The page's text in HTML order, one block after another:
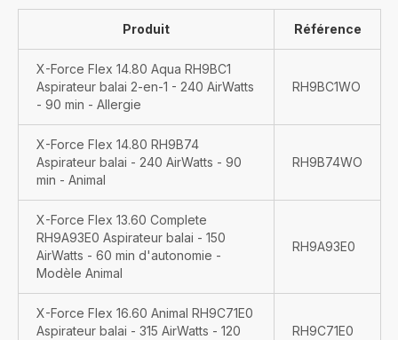
Produit Référence
X-Force Flex 14.80 Aqua RH9BC1
Aspirateur balai 2-en-1 - 240 AirWatts
- 90 min - Allergie
RH9BC1WO
X-Force Flex 14.80 RH9B74
Aspirateur balai - 240 AirWatts - 90
min - Animal
RH9B74WO
X-Force Flex 13.60 Complete
RH9A93E0 Aspirateur balai - 150
AirWatts - 60 min d'autonomie -
Modèle Animal
RH9A93E0
X-Force Flex 16.60 Animal RH9C71E0
Aspirateur balai - 315 AirWatts - 120
RH9C71E0